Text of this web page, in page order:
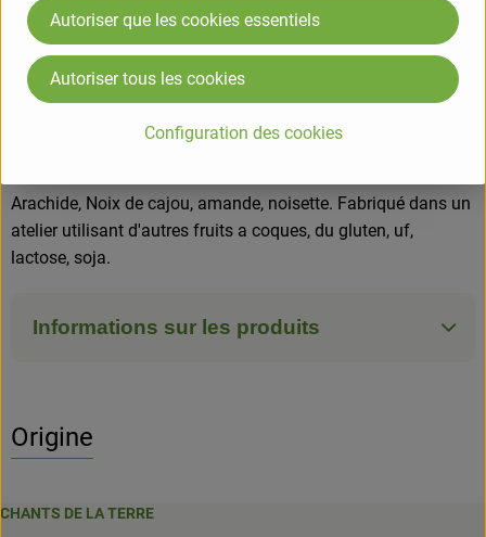
COMPOSITION
Raisins secs*40% ( raisin sultanines*, huile de tournesol *)
TURQUIE, Arachides grillées nature*20% EGYPTE, Noix de
cajou*13% COTE D'IVOIRE , Noisettes* TURQUIE, Amandes*
ESPAGNE. *Produit issu de l'agriculture biologique
Arachide, Noix de cajou, amande, noisette. Fabriqué dans un
atelier utilisant d'autres fruits a coques, du gluten, uf,
lactose, soja.
Informations sur les produits
Origine
CHANTS DE LA TERRE
Configuration des cookies
Autoriser que les cookies essentiels
Autoriser tous les cookies